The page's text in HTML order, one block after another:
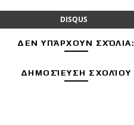
DISQUS
ΔΕΝ ΥΠΆΡΧΟΥΝ ΣΧΌΛΙΑ:
ΔΗΜΟΣΊΕΥΣΗ ΣΧΟΛΊΟΥ